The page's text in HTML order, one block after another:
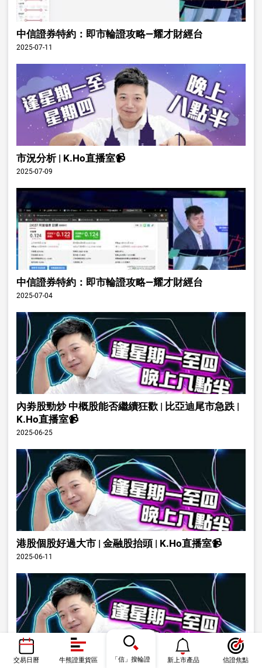
中信證券特約：即市輪證攻略—耀才財經台
2025-07-11
市況分析 | K.Ho直播室📹
2025-07-09
中信證券特約：即市輪證攻略—耀才財經台
2025-07-04
內劵股勁炒 中概股能否繼續狂歡 | 比亞迪尾市急跌 |
K.Ho直播室📹
2025-06-25
港股個股好過大市 | 金融股抬頭 | K.Ho直播室📹
2025-06-11
交易日曆 牛熊證重貨區 「信」搜輪證 新上市產品 信證焦點